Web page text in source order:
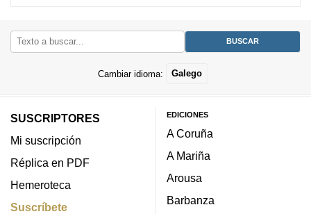
Cambiar idioma: Galego
SUSCRIPTORES
Mi suscripción
Réplica en PDF
Hemeroteca
Suscríbete
EDICIONES
A Coruña
A Mariña
Arousa
Barbanza